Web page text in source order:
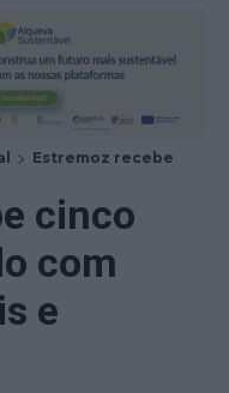
Estremoz recebe
cinco
com
e